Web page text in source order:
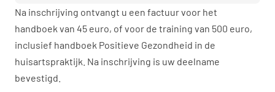
Na inschrijving ontvangt u een factuur voor het
handboek van 45 euro, of voor de training van 500 euro,
inclusief handboek Positieve Gezondheid in de
huisartspraktijk. Na inschrijving is uw deelname
bevestigd.